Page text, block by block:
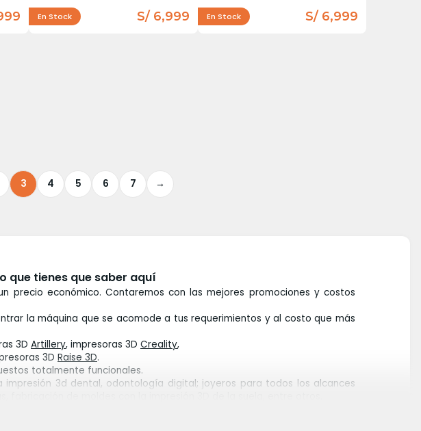
En Stock S/ 6,999 En Stock S/ 6,999
3 4 5 6 7 →
que tienes que saber aquí
precio económico. Contaremos con las mejores promociones y costos
la máquina que se acomode a tus requerimientos y al costo que más
3D Artillery, impresoras 3D Creality,
3D Raise 3D.
totalmente funcionales.
3d dental, odontología digital; joyeros para todos los alcances
costos de las impresoras 3d son proporcionales en primer lugar a la
o resolución de la impresión 3d de cada máquina.